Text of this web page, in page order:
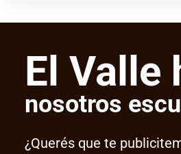
El Valle
nosotros
¿Querés que te